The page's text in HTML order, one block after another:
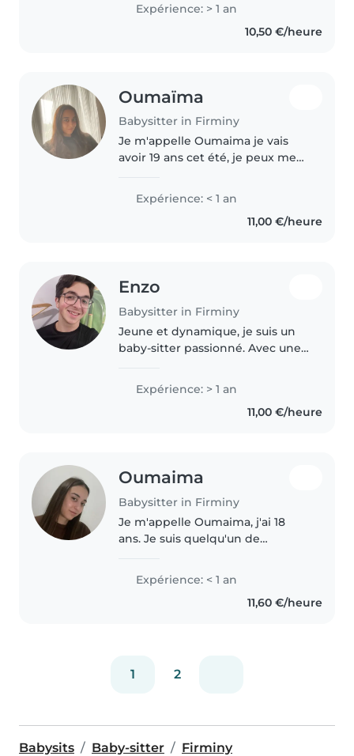
enfants. Je suis patiente et
intuitive et sait souvent ce dont..
Expérience: > 1 an
10,50 €/heure
Oumaïma
Babysitter in Firminy
Je m'appelle Oumaima je vais
avoir 19 ans cet été, je peux me
peux aller sont le Chambon,
unieux et firminy la ville où
j'habite. Je suis une personne..
Expérience: < 1 an
11,00 €/heure
Enzo
Babysitter in Firminy
Jeune et dynamique, je suis un
baby-sitter passionné. Avec une
des histoires, faire des travaux
manuels et jouer avec les
enfants. Je suis également..
Expérience: > 1 an
11,00 €/heure
Oumaima
Babysitter in Firminy
Je m'appelle Oumaima, j'ai 18
ans. Je suis quelqu'un de
responsable. J'ai une petite sœur
dont je m'occupe souvent, et
j'aime beaucoup passer du
Expérience: < 1 an
11,60 €/heure
1 2
Babysits Baby-sitter Firminy